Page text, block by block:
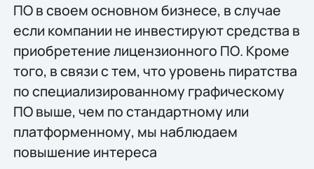
ПО в своем основном бизнесе, в случае
если компании не инвестируют средства в
приобретение лицензионного ПО. Кроме
того, в связи с тем, что уровень пиратства
по специализированному графическому
ПО выше, чем по стандартному или
платформенному, мы наблюдаем
повышение интереса